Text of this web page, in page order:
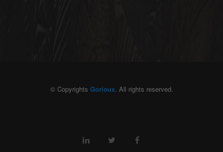
© Copyrights Gorioux. All rights reserved.